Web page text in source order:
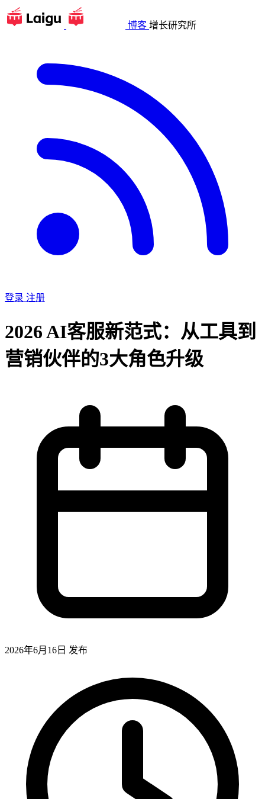
博客 增长研究所
登录 注册
2026 AI客服新范式：从工具到
营销伙伴的3大角色升级
2026年6月16日 发布